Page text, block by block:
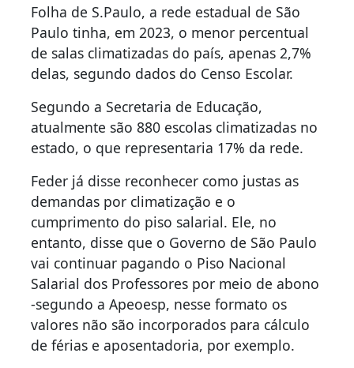
Folha de S.Paulo, a rede estadual de São
Paulo tinha, em 2023, o menor percentual
de salas climatizadas do país, apenas 2,7%
delas, segundo dados do Censo Escolar.
Segundo a Secretaria de Educação,
atualmente são 880 escolas climatizadas no
estado, o que representaria 17% da rede.
Feder já disse reconhecer como justas as
demandas por climatização e o
cumprimento do piso salarial. Ele, no
entanto, disse que o Governo de São Paulo
vai continuar pagando o Piso Nacional
Salarial dos Professores por meio de abono
-segundo a Apeoesp, nesse formato os
valores não são incorporados para cálculo
de férias e aposentadoria, por exemplo.